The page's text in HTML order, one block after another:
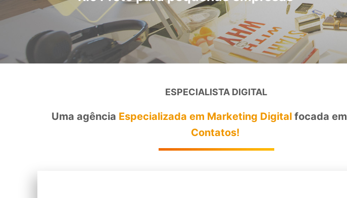
ESPECIALISTA DIGITAL
Uma agência Especializada em Marketing Digitalfocada em
Contatos!